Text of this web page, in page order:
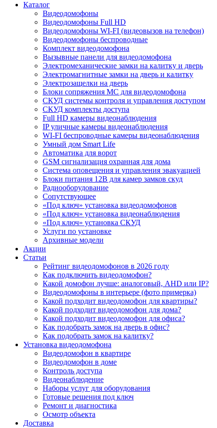
Каталог
Видеодомофоны
Видеодомофоны Full HD
Видеодомофоны WI-FI (видеовызов на телефон)
Видеодомофоны беспроводные
Комплект видеодомофона
Вызывные панели для видеодомофона
Электромеханические замки на калитку и дверь
Электромагнитные замки на дверь и калитку
Электрозащелки на дверь
Блоки сопряжения МС для видеодомофона
СКУД системы контроля и управления доступом
СКУД комплекты доступа
Full HD камеры видеонаблюдения
IP уличные камеры видеонаблюдения
WI-FI беспроводные камеры видеонаблюдения
Умный дом Smart Life
Автоматика для ворот
GSM сигнализация охранная для дома
Cистема оповещения и управления эвакуацией
Блоки питания 12В для камер замков скуд
Радиооборудование
Сопутствующее
«Под ключ» установка видеодомофонов
«Под ключ» установка видеонаблюдения
«Под ключ» установка СКУД
Услуги по установке
Архивные модели
Акции
Статьи
Рейтинг видеодомофонов в 2026 году
Как подключить видеодомофон?
Какой домофон лучше: аналоговый, AHD или IP?
Видеодомофоны в интерьере (фото примерка)
Какой подходит видеодомофон для квартиры?
Какой подходит видеодомофон для дома?
Какой подходит видеодомофон для офиса?
Как подобрать замок на дверь в офис?
Как подобрать замок на калитку?
Установка видеодомофона
Видеодомофон в квартире
Видеодомофон в доме
Контроль доступа
Видеонаблюдение
Наборы услуг для оборудования
Готовые решения под ключ
Ремонт и диагностика
Осмотр объекта
Доставка